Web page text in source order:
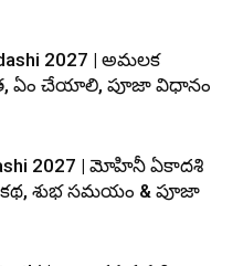
2027 | అమలక
ఏం చేయాలి, పూజా విధానం
2027 | మోహినీ ఏకాదశి
కథ, శుభ సమయం & పూజా